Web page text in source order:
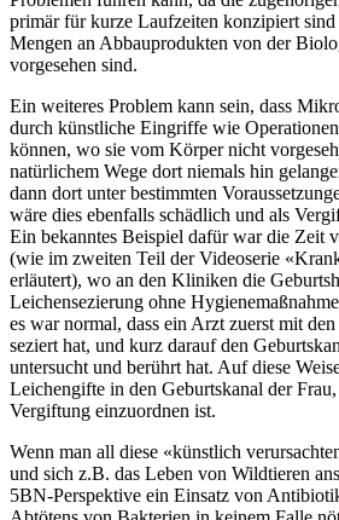
primär für kurze Laufzeiten konzipiert
Mengen an Abbauprodukten von der
vorgesehen sind.
Ein weiteres Problem kann sein, dass
durch künstliche Eingriffe wie
können, wo sie vom Körper nicht
natürlichem Wege dort niemals hin
dann dort unter bestimmten
wäre dies ebenfalls schädlich und als
Ein bekanntes Beispiel dafür war die Zeit
(wie im zweiten Teil der Videoserie
erläutert), wo an den Kliniken die
Leichensezierung ohne
es war normal, dass ein Arzt zuerst mit
seziert hat, und kurz darauf den
untersucht und berührt hat. Auf diese
Leichengifte in den Geburtskanal der
Vergiftung einzuordnen ist.
Wenn man all diese «künstlich
und sich z.B. das Leben von Wildtieren
5BN-Perspektive ein Einsatz von